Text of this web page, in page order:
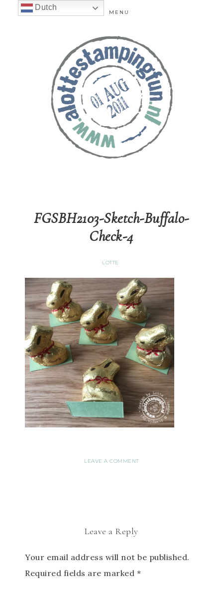
MENU
FGSBH2103-Sketch-Buffalo-
Check-4
LOTTE
LEAVE A COMMENT
Leave a Reply
Your email address will not be published.
Required fields are marked *
Dutch